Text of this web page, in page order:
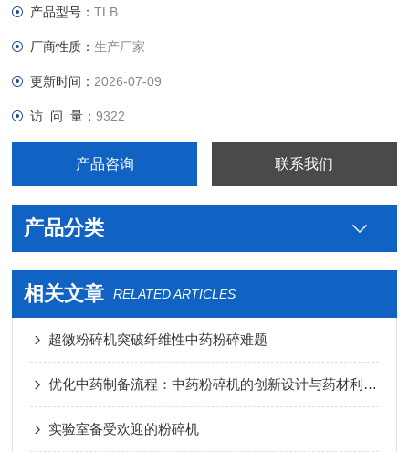
碎室，进入物料收集系统，经过滤袋过滤，空气被排出，物料、
产品型号：TLB
厂商性质：生产厂家
更新时间： 2026-07-09
访 问 量：9322
产品咨询 联系我们
产品分类
相关文章 RELATED ARTICLES
超微粉碎机突破纤维性中药粉碎难题
优化中药制备流程：中药粉碎机的创新设计与药材利用率提升策略
实验室备受欢迎的粉碎机